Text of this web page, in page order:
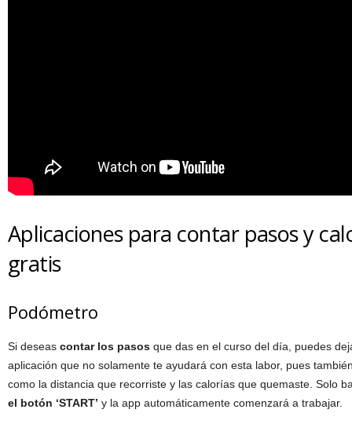
Aplicaciones para contar pasos y
gratis
Podómetro
Si deseas contar los pasos que das en el curso del día, puedes
aplicación que no solamente te ayudará con esta labor, pues
como la distancia que recorriste y las calorías que quemaste. Solo
el botón ‘START’ y la app automáticamente comenzará a trabajar.